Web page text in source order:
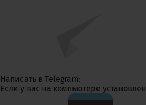
Написать в Telegram:
Если у вас на компьютере